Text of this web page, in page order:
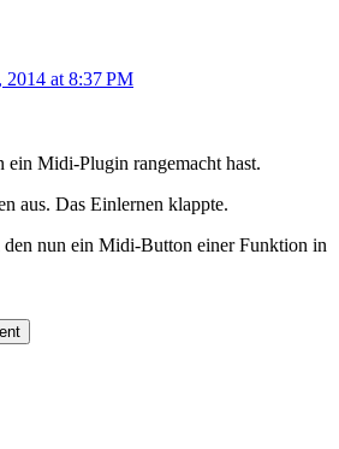
2014 at 8:37 PM
ein Midi-Plugin rangemacht hast.
aus. Das Einlernen klappte.
nun ein Midi-Button einer Funktion in